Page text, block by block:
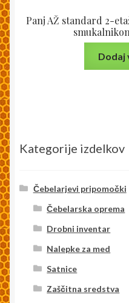
Panj AŽ standard 2-
Dodaj
Kategorije izdelkov
Čebelarjevi pripomočki
Čebelarska oprema
Drobni inventar
Nalepke za med
Satnice
Zaščitna sredstva